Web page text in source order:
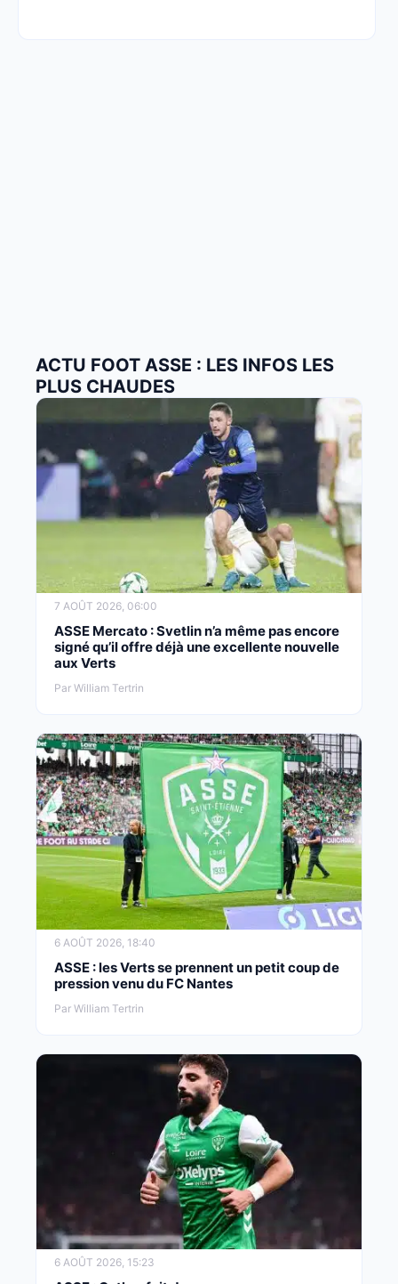
ACTU FOOT ASSE : LES INFOS LES
PLUS CHAUDES
7 AOÛT 2026, 06:00
ASSE Mercato : Svetlin n’a même pas encore
signé qu’il offre déjà une excellente nouvelle
aux Verts
Par William Tertrin
6 AOÛT 2026, 18:40
ASSE : les Verts se prennent un petit coup de
pression venu du FC Nantes
Par William Tertrin
6 AOÛT 2026, 15:23